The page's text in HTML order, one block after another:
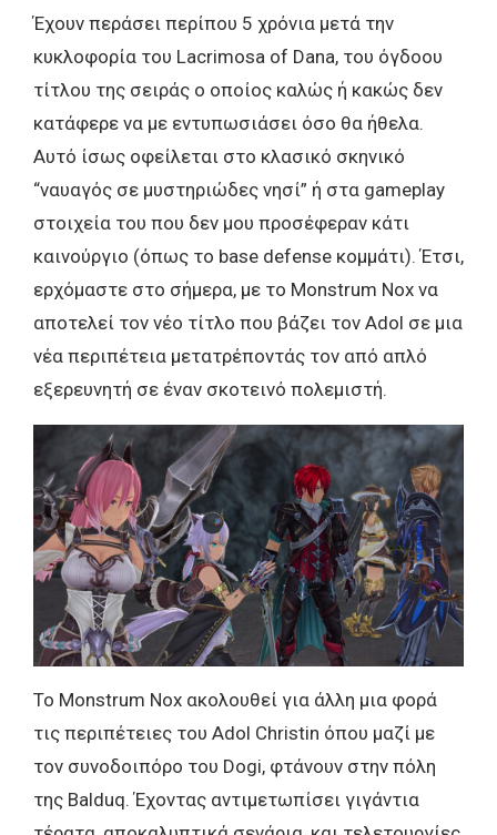
Έχουν περάσει περίπου 5 χρόνια μετά την
κυκλοφορία του Lacrimosa of Dana, του όγδοου
τίτλου της σειράς ο οποίος καλώς ή κακώς δεν
κατάφερε να με εντυπωσιάσει όσο θα ήθελα.
Αυτό ίσως οφείλεται στο κλασικό σκηνικό
“ναυαγός σε μυστηριώδες νησί” ή στα gameplay
στοιχεία του που δεν μου προσέφεραν κάτι
καινούργιο (όπως το base defense κομμάτι). Έτσι,
ερχόμαστε στο σήμερα, με το Monstrum Nox να
αποτελεί τον νέο τίτλο που βάζει τον Adol σε μια
νέα περιπέτεια μετατρέποντάς τον από απλό
εξερευνητή σε έναν σκοτεινό πολεμιστή.
To Monstrum Nox ακολουθεί για άλλη μια φορά
τις περιπέτειες του Adol Christin όπου μαζί με
τον συνοδοιπόρο του Dogi, φτάνουν στην πόλη
της Balduq. Έχοντας αντιμετωπίσει γιγάντια